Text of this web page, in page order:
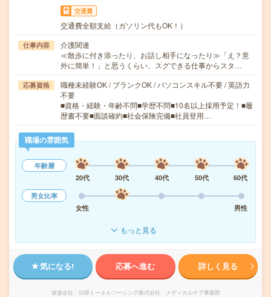
交通費
交通費全額支給（ガソリン代もOK！）
仕事内容
介護関連
≪散歩に付き添ったり、お話し相手になったり≫「え？意
外に簡単！」と思うくらい、スグできる仕事からスタ…
応募資格
職種未経験OK / ブランクOK / パソコンスキル不要 / 英語力
不要
■資格・経験・年齢不問■学歴不問■10名以上採用予定！■履
歴書不要■面談確約■社会保険完備■社員登用…
職場の雰囲気
年齢層
20代
30代 40代 50代
60代
男女比率
女性
男性
もっと見る
気になる! 応募へ進む 詳しく見る
派遣会社 日研トータルソーシング株式会社 メディカルケア事業部